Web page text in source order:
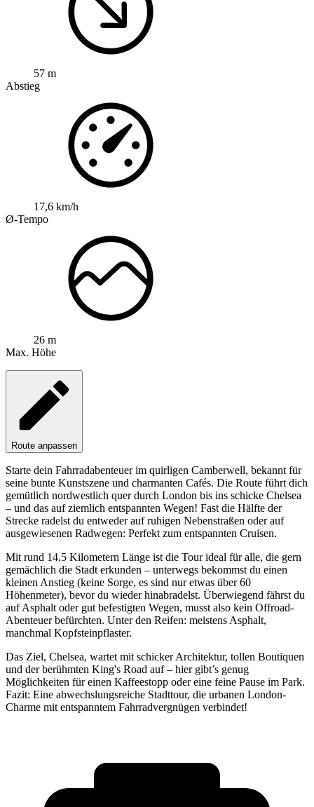
57 m
Abstieg
17,6 km/h
Ø-Tempo
26 m
Max. Höhe
Route anpassen
Starte dein Fahrradabenteuer im quirligen Camberwell, bekannt für
seine bunte Kunstszene und charmanten Cafés. Die Route führt dich
gemütlich nordwestlich quer durch London bis ins schicke Chelsea
– und das auf ziemlich entspannten Wegen! Fast die Hälfte der
Strecke radelst du entweder auf ruhigen Nebenstraßen oder auf
ausgewiesenen Radwegen: Perfekt zum entspannten Cruisen.
Mit rund 14,5 Kilometern Länge ist die Tour ideal für alle, die gern
gemächlich die Stadt erkunden – unterwegs bekommst du einen
kleinen Anstieg (keine Sorge, es sind nur etwas über 60
Höhenmeter), bevor du wieder hinabradelst. Überwiegend fährst du
auf Asphalt oder gut befestigten Wegen, musst also kein Offroad-
Abenteuer befürchten. Unter den Reifen: meistens Asphalt,
manchmal Kopfsteinpflaster.
Das Ziel, Chelsea, wartet mit schicker Architektur, tollen Boutiquen
und der berühmten King's Road auf – hier gibt’s genug
Möglichkeiten für einen Kaffeestopp oder eine feine Pause im Park.
Fazit: Eine abwechslungsreiche Stadttour, die urbanen London-
Charme mit entspanntem Fahrradvergnügen verbindet!